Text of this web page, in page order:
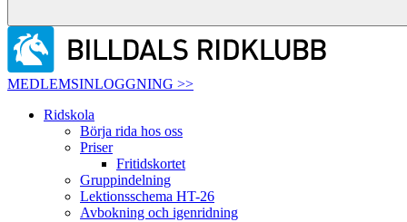
MEDLEMSINLOGGNING >>
Ridskola
Börja rida hos oss
Priser
Fritidskortet
Gruppindelning
Lektionsschema HT-26
Avbokning och igenridning